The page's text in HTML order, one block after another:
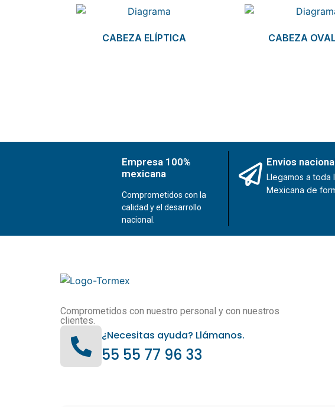
CABEZA ELÍPTICA CABEZA
Empresa 100%
mexicana
Comprometidos con la
calidad y el desarrollo
nacional.
Envios
Llegamos a toda
Mexicana de
Comprometidos con nuestro personal y con nuestros
clientes.
¿Necesitas ayuda? Llámanos.
55 55 77 96 33